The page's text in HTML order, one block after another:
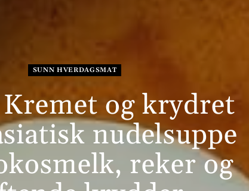
SUNN HVERDAGSMAT
og krydret
nudelsuppe
reker og